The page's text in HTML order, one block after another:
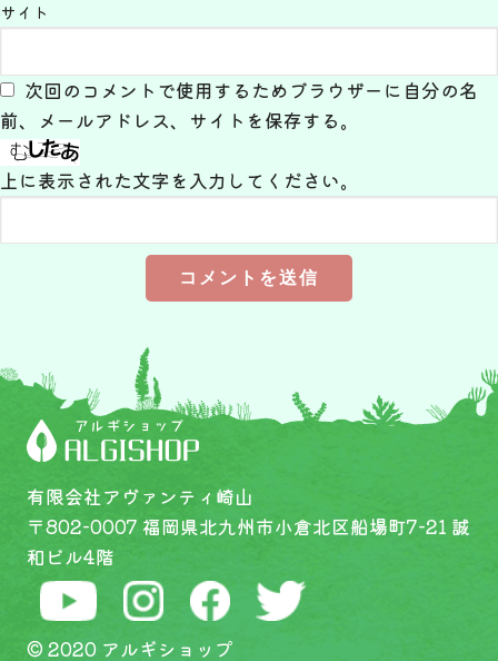
サイト
次回のコメントで使用するためブラウザーに自分の名
前、メールアドレス、サイトを保存する。
上に表示された文字を入力してください。
有限会社アヴァンティ崎山
〒802-0007 福岡県北九州市小倉北区船場町7-21 誠
和ビル4階
© 2020 アルギショップ